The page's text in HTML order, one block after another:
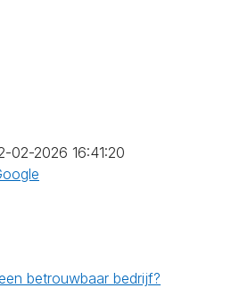
02-2026 16:41:20
betrouwbaar bedrijf?